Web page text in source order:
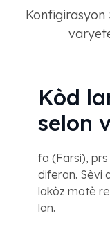
Konfigirasyon
Kòd
selon
fa (Farsi),
diferan. Sèvi
lakòz motè
lan.